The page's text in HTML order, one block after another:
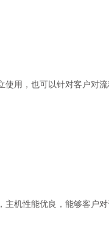
使用，也可以针对客户对
主机性能优良，能够客户